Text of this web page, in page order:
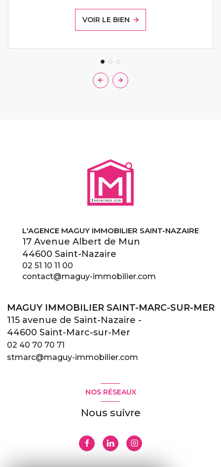
VOIR LE BIEN
L'AGENCE MAGUY IMMOBILIER SAINT-NAZAIRE
17 Avenue Albert de Mun
44600 Saint-Nazaire
02 51 10 11 00
contact@maguy-immobilier.com
MAGUY IMMOBILIER SAINT-MARC-SUR-MER
115 avenue de Saint-Nazaire -
44600 Saint-Marc-sur-Mer
02 40 70 70 71
stmarc@maguy-immobilier.com
NOS RÉSEAUX
Nous suivre